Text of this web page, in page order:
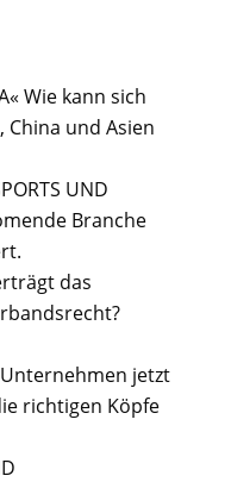
Wie kann sich
China und Asien
UND
Branche
das
Unternehmen jetzt
richtigen Köpfe